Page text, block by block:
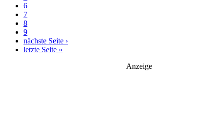
6
7
8
9
nächste Seite ›
letzte Seite »
Anzeige